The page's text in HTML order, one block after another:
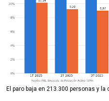
El paro baja en 213.300 personas y